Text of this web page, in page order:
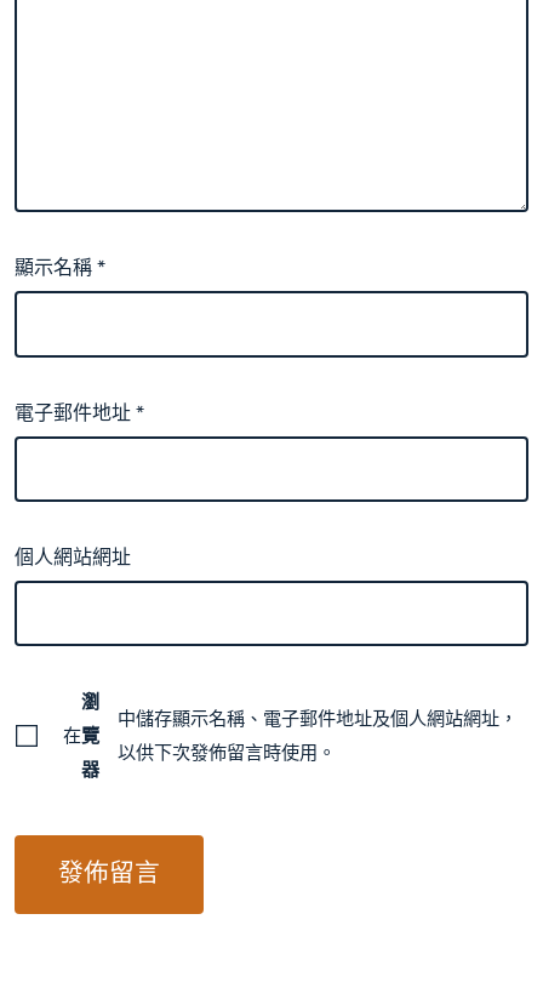
顯示名稱*
電子郵件地址*
個人網站網址
在
瀏
覽
器
中儲存顯示名稱、電子郵件地址及個人網站網址，
以供下次發佈留言時使用。